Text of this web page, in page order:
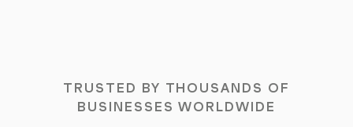
TRUSTED BY THOUSANDS OF
BUSINESSES WORLDWIDE